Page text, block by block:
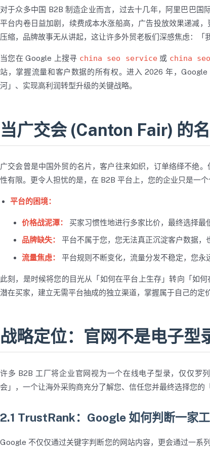
对于众多中国 B2B 制造企业而言，过去十几年，阿里巴巴
平台内卷日益加剧，续费成本水涨船高，广告投放效果递减
压缩，品牌故事无从讲起，这让许多外贸老板们深感焦虑：「
当您在 Google 上搜寻 china seo service或 china seo
站，掌握流量和客户数据的所有权。进入 2026 年，
河」、实现高利润转型升级的关键战略。
当广交会 (Canton Fair) 的
广交会曾是中国外贸的名片，客户往来如织，订单络绎不绝
性有限。更令人担忧的是，在 B2B 平台上，您的企业只是一
平台的困境：
价格战泥潭： 买家习惯性地进行多家比价，最终选择最
品牌缺失： 平台不属于您，您无法真正沉淀客户数据，
流量焦虑： 平台规则不断变化，流量分发不稳定，您永
此刻，是时候将您的目光从「如何在平台上生存」转向「如
潜在买家，建立无需平台抽成的独立渠道，掌握属于自己的定
战略定位：官网不是电子型
许多 B2B 工厂将企业官网视为一个在线电子型录，仅仅罗
会」，一个让海外采购商充分了解您、信任您并最终选择您的
2.1 TrustRank：Google 如何判断一家工
Google 不仅仅通过关键字判断您的网站内容，更会通过一系